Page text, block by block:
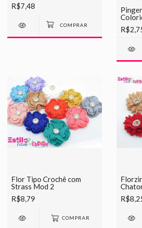
R$7,48
Flor Tipo Crochê com
Strass Mod 2
R$8,79
COMPRAR